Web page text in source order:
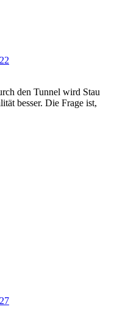
den Tunnel wird Stau
besser. Die Frage ist,